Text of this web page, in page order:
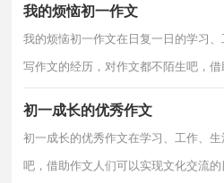
我的烦恼初一作文
我的烦恼初一作文在日复一日的学习
写作文的经历，对作文都不陌生吧，
初一成长的优秀作文
初一成长的优秀作文在学习、工作、
吧，借助作文人们可以实现文化交流